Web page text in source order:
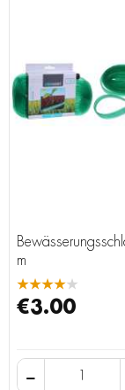
m
★★★★★
€3.00